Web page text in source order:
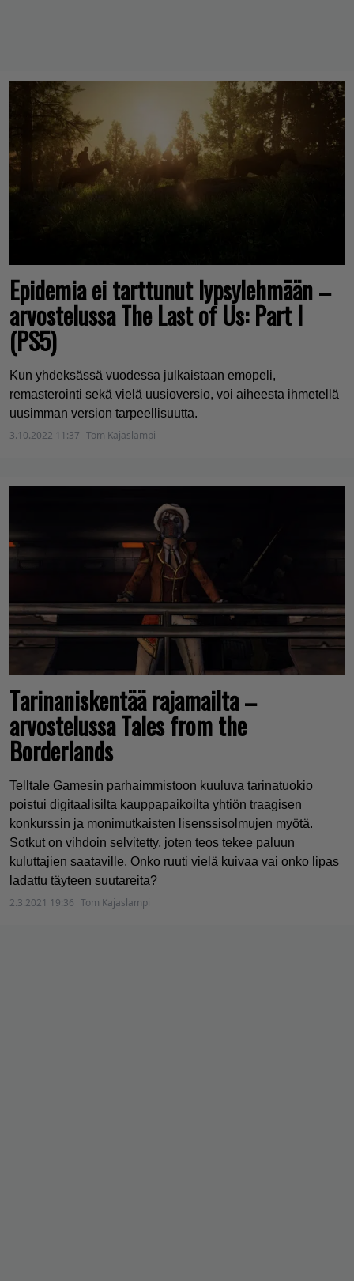
Epidemia ei tarttunut lypsylehmään –
arvostelussa The Last of Us: Part I
(PS5)
Kun yhdeksässä vuodessa julkaistaan emopeli,
remasterointi sekä vielä uusioversio, voi aiheesta ihmetellä
uusimman version tarpeellisuutta.
3.10.2022 11:37 Tom Kajaslampi
Tarinaniskentää rajamailta –
arvostelussa Tales from the
Borderlands
Telltale Gamesin parhaimmistoon kuuluva tarinatuokio
poistui digitaalisilta kauppapaikoilta yhtiön traagisen
konkurssin ja monimutkaisten lisenssisolmujen myötä.
Sotkut on vihdoin selvitetty, joten teos tekee paluun
kuluttajien saataville. Onko ruuti vielä kuivaa vai onko lipas
ladattu täyteen suutareita?
2.3.2021 19:36 Tom Kajaslampi